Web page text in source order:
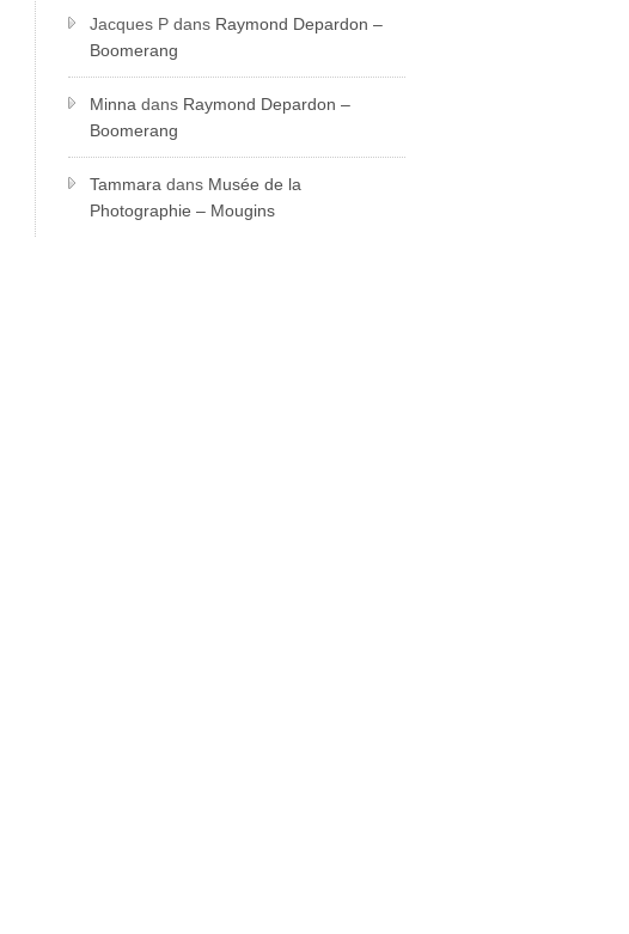
Jacques Pdans Raymond Depardon –
Boomerang
Minna dans Raymond Depardon –
Boomerang
Tammara dans Musée de la
Photographie – Mougins